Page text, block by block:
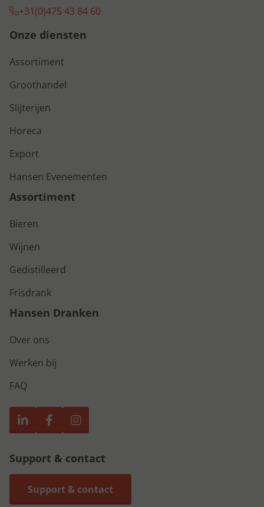
+31(0)475 43 84 60
Onze diensten
Assortiment
Groothandel
Slijterijen
Horeca
Export
Hansen Evenementen
Assortiment
Bieren
Wijnen
Gedistilleerd
Frisdrank
Hansen Dranken
Over ons
Werken bij
FAQ
Support & contact
Support & contact